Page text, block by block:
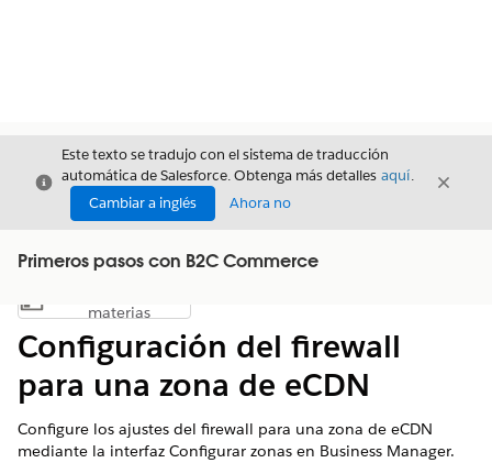
Cerrar
Este texto se tradujo con el sistema de traducción
automática de Salesforce. Obtenga más detalles aquí.
Cambiar a inglés
Ahora no
Cerrar
Primeros pasos con B2C Commerce
Mostrar índice de materias
materias
Configuración del firewall
para una zona de eCDN
Configure los ajustes del firewall para una zona de eCDN
mediante la interfaz Configurar zonas en Business Manager.